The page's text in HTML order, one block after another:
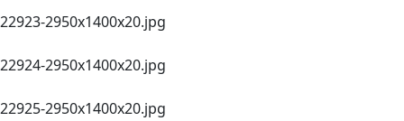
22923-2950х1400x20.jpg
22924-2950х1400x20.jpg
22925-2950х1400x20.jpg